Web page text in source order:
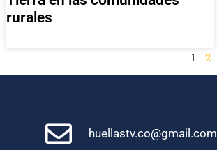
rurales
1 2
huellastv.co@gmail.com